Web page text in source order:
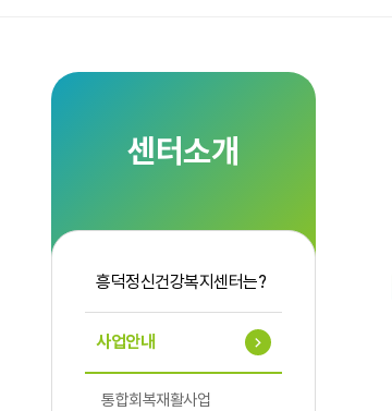
센터소개
흥덕정신건강복지센터는?
사업안내
통합회복재활사업